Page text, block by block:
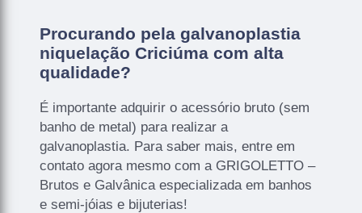
Procurando pela galvanoplastia
niquelação Criciúma com alta
qualidade?
É importante adquirir o acessório bruto (sem
banho de metal) para realizar a
galvanoplastia. Para saber mais, entre em
contato agora mesmo com a GRIGOLETTO –
Brutos e Galvânica especializada em banhos
e semi-jóias e bijuterias!